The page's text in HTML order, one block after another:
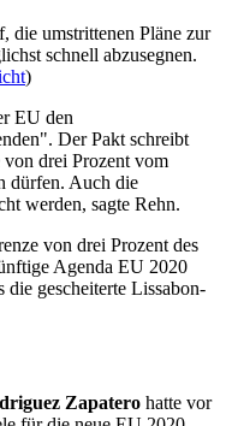
die umstrittenen Pläne zur
schnell abzusegnen.
)
EU den
Der Pakt schreibt
drei Prozent vom
dürfen. Auch die
werden, sagte Rehn.
von drei Prozent des
Agenda EU 2020
die gescheiterte Lissabon-
Zapatero hatte vor